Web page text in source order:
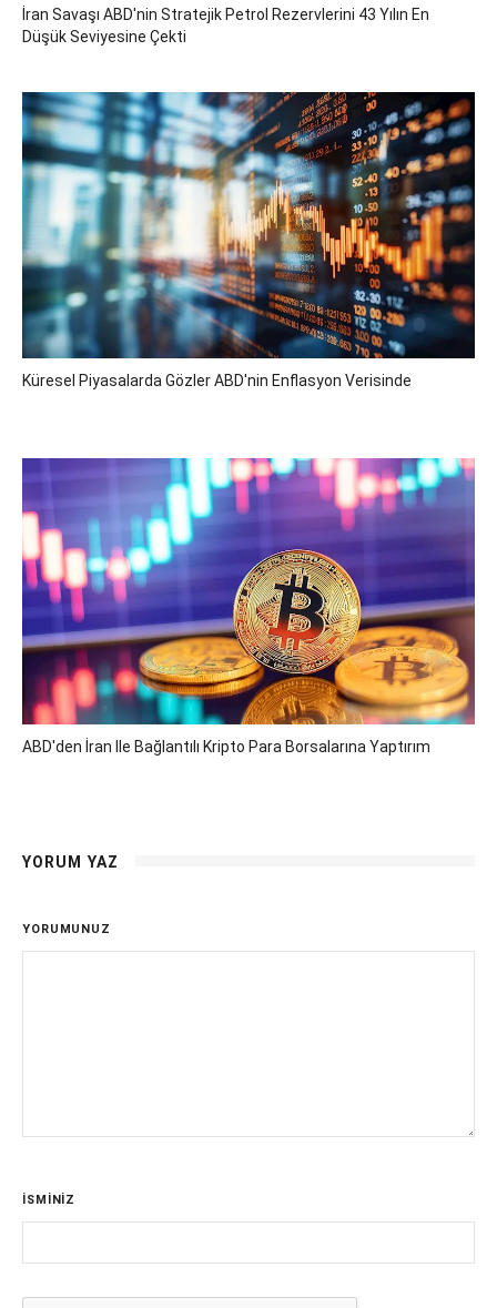
İran Savaşı ABD'nin Stratejik Petrol Rezervlerini 43 Yılın En
Düşük Seviyesine Çekti
Küresel Piyasalarda Gözler ABD'nin Enflasyon Verisinde
ABD'den İran Ile Bağlantılı Kripto Para Borsalarına Yaptırım
YORUM YAZ
YORUMUNUZ
İSMİNİZ